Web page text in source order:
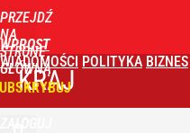
PRZEJDŹ
NA
STRONĘ
GŁÓWNĄ
WPROST
WIADOMOŚCI POLITYKA BIZNES
KRAJ